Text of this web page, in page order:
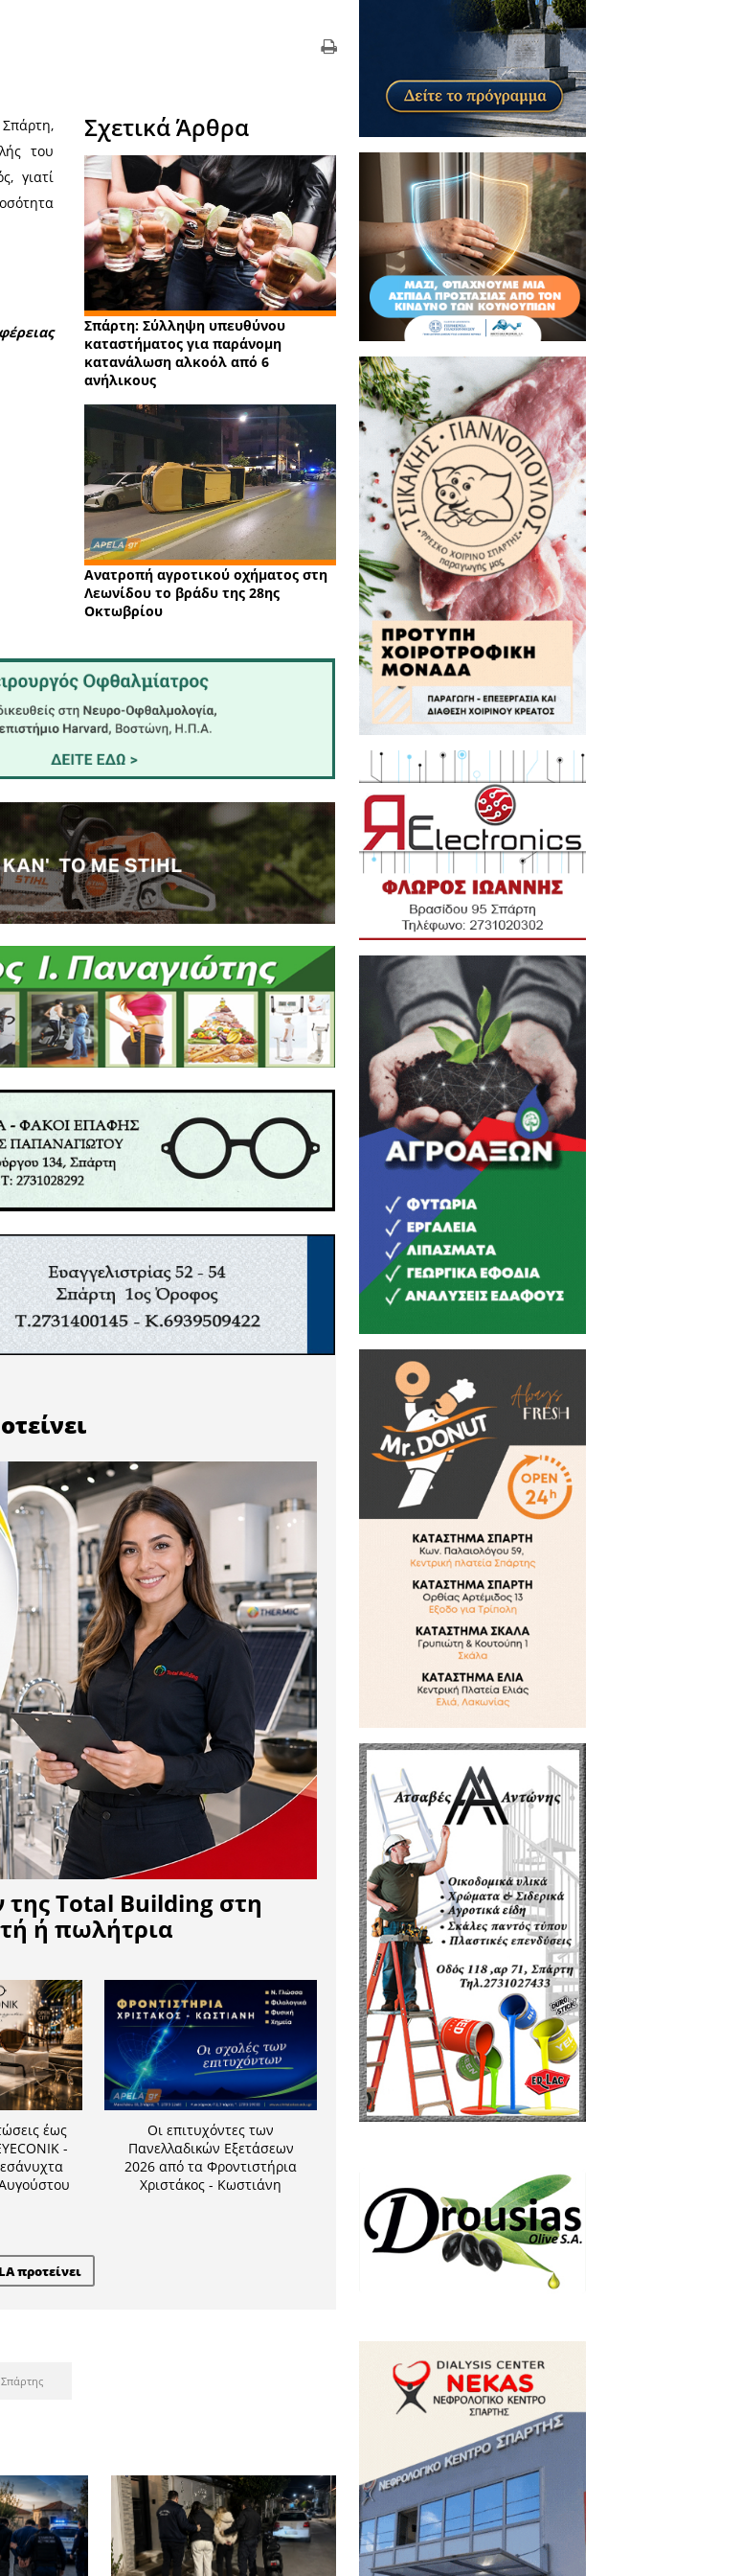
Σχετικά Άρθρα
Σπάρτη: Σύλληψη υπευθύνου
καταστήματος για παράνομη
κατανάλωση αλκοόλ από 6
Ανατροπή αγροτικού οχήματος στη
Λεωνίδου το βράδυ της 28ης
Οκτωβρίου
2024 στη Σπάρτη,
και Καταστολής του
ημεδαπός, γιατί
ποσότητα
Σπάρτης.
προτείνει